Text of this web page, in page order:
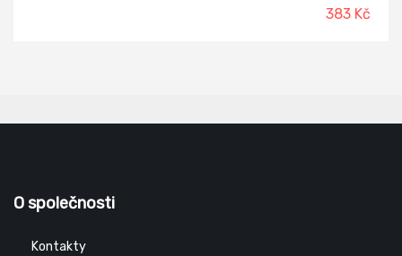
383 Kč
O společnosti
Kontakty